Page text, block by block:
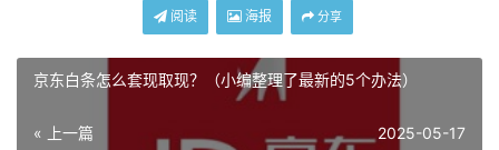
阅读 海报 分享
京东白条怎么套现取现？（小编整理了最新的5个办法）
« 上一篇 2025-05-17